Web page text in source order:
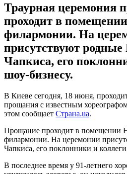
Траурная церемония
проходит в
филармонии. На
присутствуют родные
Чапкиса, его
шоу-бизнесу.
В Киеве сегодня, 18 июня,
прощания с известным
этом сообщает Страна.ua.
Прощание проходит в помещении
филармонии. На церемонии
Чапкиса, его поклонники и
В последнее время у 91-летнего